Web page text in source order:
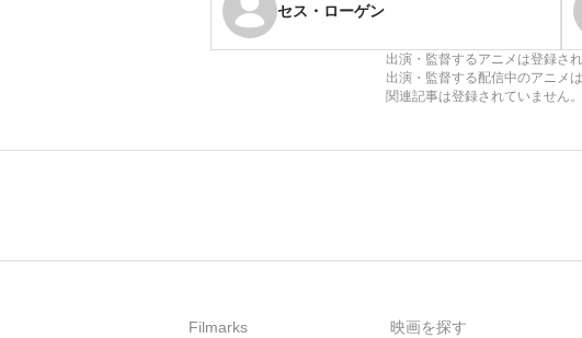
セス・ローゲン
出演・監督するアニメは登録され
出演・監督する配信中のアニメ
関連記事は登録されていません。
Filmarks 映画を探す